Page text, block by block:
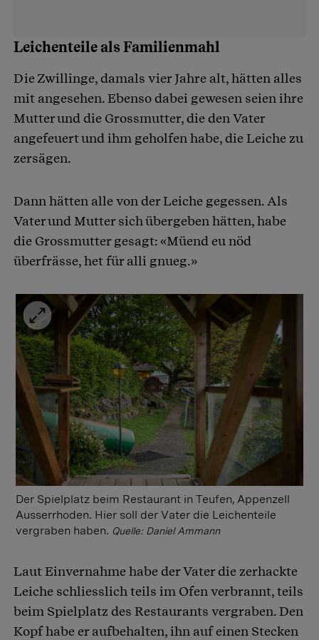
Leichenteile als Familienmahl
Die Zwillinge, damals vier Jahre alt, hätten alles
mit angesehen. Ebenso dabei gewesen seien ihre
Mutter und die Grossmutter, die den Vater
angefeuert und ihm geholfen habe, die Leiche zu
zersägen.
Dann hätten alle von der Leiche gegessen. Als
Vater und Mutter sich übergeben hätten, habe
die Grossmutter gesagt: «Müend eu nöd
überfrässe, het für alli gnueg.»
Der Spielplatz beim Restaurant in Teufen, Appenzell
Ausserrhoden. Hier soll der Vater die Leichenteile
vergraben haben. Quelle: Daniel Ammann
Laut Einvernahme habe der Vater die zerhackte
Leiche schliesslich teils im Ofen verbrannt, teils
beim Spielplatz des Restaurants vergraben. Den
Kopf habe er aufbehalten, ihn auf einen Stecken